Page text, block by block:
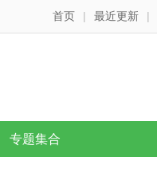
首页 | 最近更新 |
专题集合